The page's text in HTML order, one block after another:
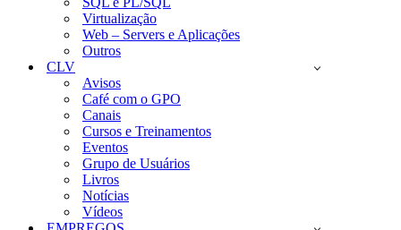
Virtualização
Web – Servers e Aplicações
Outros
CLV
Avisos
Café com o GPO
Canais
Cursos e Treinamentos
Eventos
Grupo de Usuários
Livros
Notícias
Vídeos